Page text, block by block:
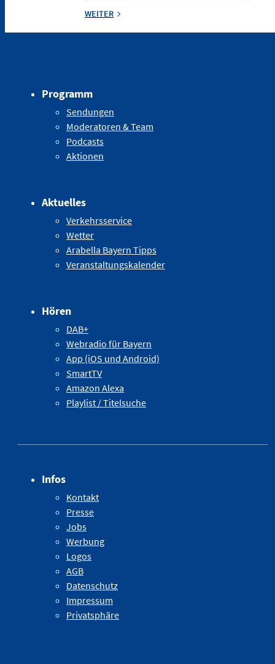
WEITER
Programm
Sendungen
Moderatoren & Team
Podcasts
Aktionen
Aktuelles
Verkehrsservice
Wetter
Arabella Bayern Tipps
Veranstaltungskalender
Hören
DAB+
Webradio für Bayern
App (iOS und Android)
SmartTV
Amazon Alexa
Playlist / Titelsuche
Infos
Kontakt
Presse
Jobs
Werbung
Logos
AGB
Datenschutz
Impressum
Privatsphäre